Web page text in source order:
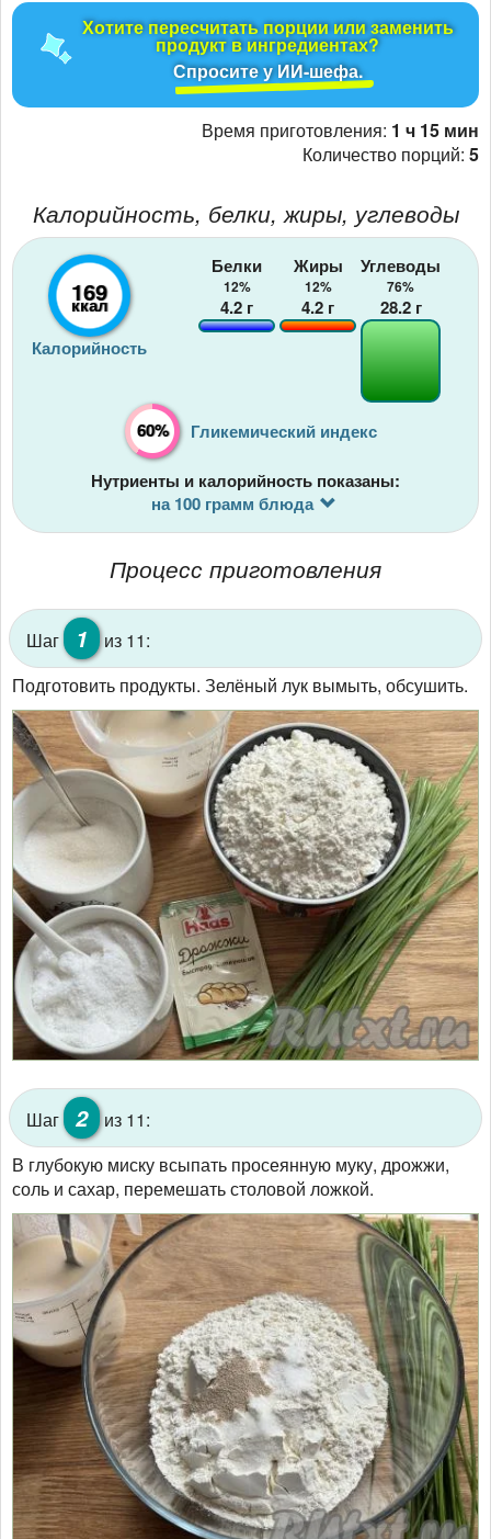
Хотите пересчитать порции или заменить
продукт в ингредиентах?
Спросите у ИИ-шефа.
Время приготовления: 1 ч 15 мин
Количество порций: 5
Калорийность, белки, жиры, углеводы
169
ккал
Калорийность
Белки
12%
4.2 г
Жиры
12%
4.2 г
Углеводы
76%
28.2г
60% Гликемический индекс
Нутриенты и калорийность показаны:
на 100 грамм блюда
Процесс приготовления
Шаг 1
из 11:
Подготовить продукты. Зелёный лук вымыть, обсушить.
Шаг 2
из 11:
В глубокую миску всыпать просеянную муку, дрожжи,
соль и сахар, перемешать столовой ложкой.